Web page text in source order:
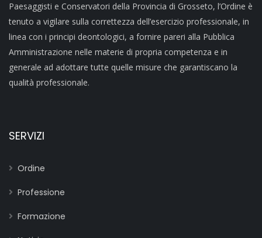
Paesaggisti e Conservatori della Provincia di Grosseto, l’Ordine è
tenuto a vigilare sulla correttezza dell’esercizio professionale, in
linea con i principi deontologici, a fornire pareri alla Pubblica
Amministrazione nelle materie di propria competenza e in
generale ad adottare tutte quelle misure che garantiscano la
qualità professionale.
SERVIZI
Ordine
Professione
Formazione